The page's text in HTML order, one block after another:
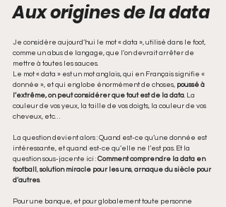
Aux origines de la data
Je considère aujourd’hui le mot « data », utilisé dans le foot,
comme un abus de langage, que l’on devrait arrêter de
mettre à toutes les sauces.
Le mot « data » est un mot anglais, qui en Français signifie «
donnée », et qui englobe énormément de choses, poussé à
l’extrême, on peut considérer que tout est de la data. La
couleur de vos yeux, la taille de vos doigts, la couleur de vos
cheveux, etc…
La question devient alors : Quand est-ce qu’une donnée est
intéressante, et quand est-ce qu’elle ne l’est pas. Et la
question sous-jacente ici : Comment comprendre la data en
football , solution miracle pour les uns, arnaque du siècle pour
d’autres.
Pour une banque, et pour globalement toute personne